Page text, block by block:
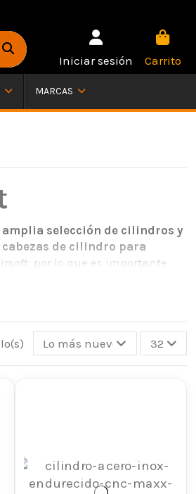
Iniciar sesión Carrito
MARCAS
amplia selección de cilindros y
de cilindro para
por lo que es importante
la velocidad de salida de
y reducir la pérdida de aire.
, lo que te permite optimizar la
las piezas de repuesto y
Lo más nuevo primero
32